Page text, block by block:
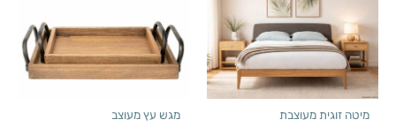
מיטה זוגית מעוצבת מגש עץ מעוצב